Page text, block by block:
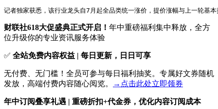
记者独家获悉，该行业龙头自7月起全品类统一涨价，提价涨幅与上一轮基
财联社618大促盛典正式开启！ 年中重磅福利集中释放，全方
位升级你的专业资讯服务体验
✅ 全站免费内容权益 | 每日更新，日日可享
无付费、无门槛！全员可参与每日福利抽奖。专属好文券随机
发放，高端付费内容随心阅览。
→点击此处立即领券
年中订阅叠享礼遇 | 重磅折扣+代金券，优化内容订阅成本